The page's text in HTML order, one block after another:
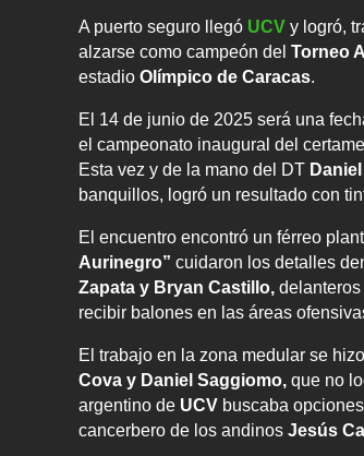
A puerto seguro llegó UCV y logró,
alzarse como campeón del Torneo
estadio Olímpico de Caracas.
El 14 de junio de 2025 será una
el campeonato inaugural del
Esta vez y de la mano del DT
banquillos, logró un resultado con
El encuentro encontró un férreo
Aurinegro” cuidaron los detalles
Zapata y Bryan Castillo,
recibir balones en las áreas
El trabajo en la zona medular se
Cova y Daniel Saggiomo, que no
argentino de UCV buscaba
cancerbero de los andinos Jesús